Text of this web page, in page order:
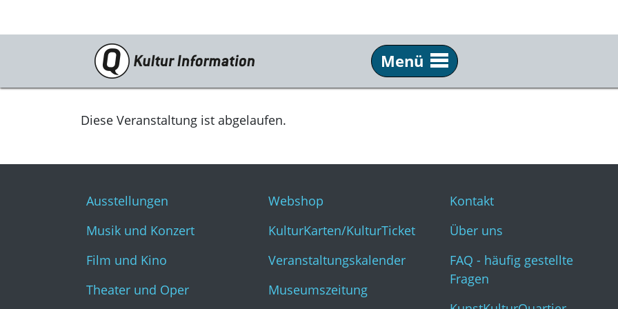
Menü
Veranstaltungen
Ausstellungen
Theater und Oper
Literatur
Service
Museumszeitung
Diese Veranstaltung ist abgelaufen.
Ausstellungen
Musik und Konzert
Film und Kino
Theater und Oper
Webshop
KulturKarten/KulturTicket
Veranstaltungskalender
Museumszeitung
Kontakt
Über uns
FAQ - häufig gestellte
Fragen